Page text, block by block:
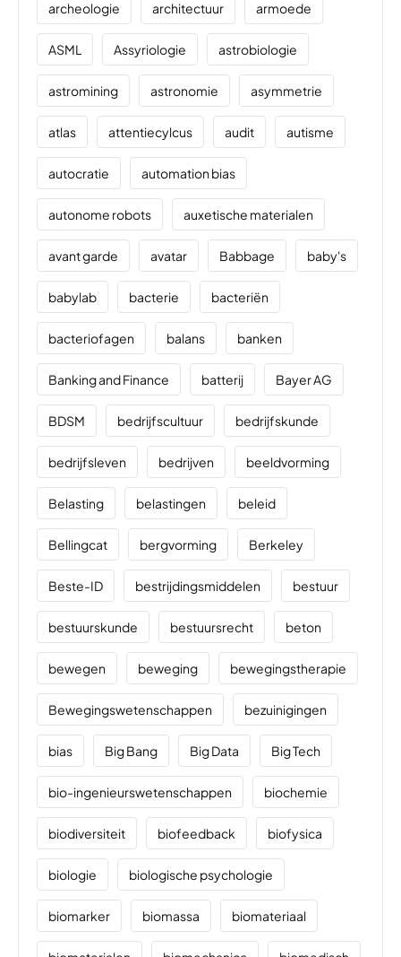
archeologie architectuur armoede
ASML Assyriologie astrobiologie
astromining astronomie asymmetrie
atlas attentiecylcus audit autisme
autocratie automation bias
autonome robots auxetische materialen
avant garde avatar Babbage baby's
babylab bacterie bacteriën
bacteriofagen balans banken
Banking and Finance batterij Bayer AG
BDSM bedrijfscultuur bedrijfskunde
bedrijfsleven bedrijven beeldvorming
Belasting belastingen beleid
Bellingcat bergvorming Berkeley
Beste-ID bestrijdingsmiddelen bestuur
bestuurskunde bestuursrecht beton
bewegen beweging bewegingstherapie
Bewegingswetenschappen bezuinigingen
bias Big Bang Big Data Big Tech
bio-ingenieurswetenschappen biochemie
biodiversiteit biofeedback biofysica
biologie biologische psychologie
biomarker biomassa biomateriaal